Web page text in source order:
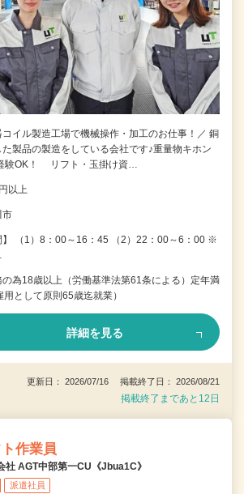
コイル製造工場で機械操作・加工のお仕事！／ 銅
製品の製造をしている会社です♪重量物キホン
験OK！ リフト・玉掛け資…
以上
市
】 （1）8：00～16：45 （2）22：00～6：00 ※
為18歳以上（労働基準法第61条による）定年満
として原則65歳迄就業）
詳細を見る
更新日： 2026/07/16 掲載終了日： 2026/08/21
掲載終了まであと12日
作業員
社 AGT中部第一CU《Jbua1C》
派遣社員